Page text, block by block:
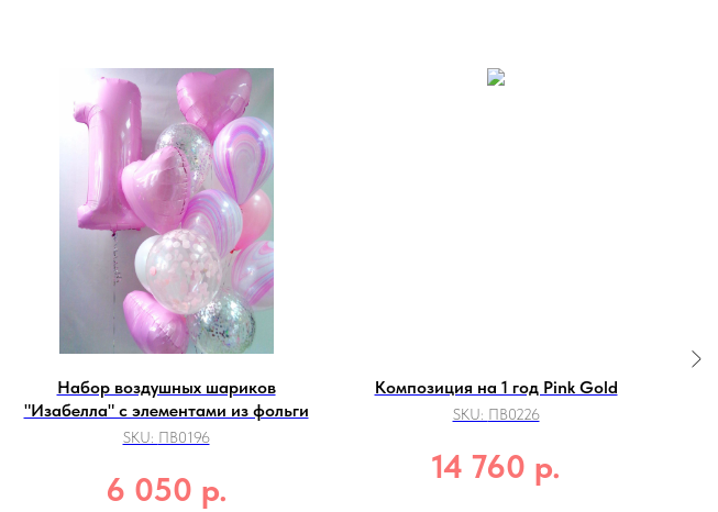
Набор воздушных шариков
"Изабелла" с элементами из фольги
SKU: ПВ0196
6 050 р.
Композиция на 1 год Pink Gold
SKU: ПВ0226
14 760 р.